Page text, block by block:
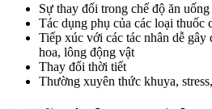
Sự thay đổi trong chế độ ăn
Tác dụng phụ của các loại
Tiếp xúc với các tác nhân dễ gây
hoa, lông động vật
Thay đổi thời tiết
Thường xuyên thức khuya,